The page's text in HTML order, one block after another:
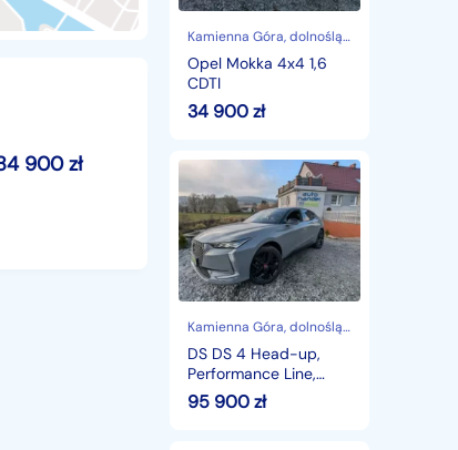
900zł
Kamienna Góra, dolnośląskie
Opel Mokka 4x4 1,6
CDTI
34 900zł
DS
DS
4
Head-
up,
Performance
Line,
Gwarancja,
Auto
jak
Nowe
Kamienna Góra, dolnośląskie
DS DS 4 Head-up,
Performance Line,
Gwarancja, Auto jak
Nowe
95 900zł